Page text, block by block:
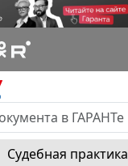
Судебная практика